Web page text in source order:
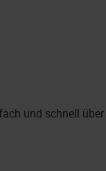
und schnell